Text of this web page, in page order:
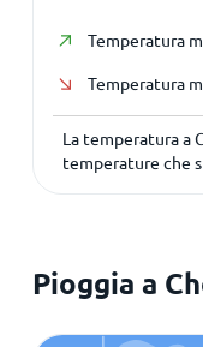
Temperatura
Temperatura
La temperatura a
temperature che
Pioggia a